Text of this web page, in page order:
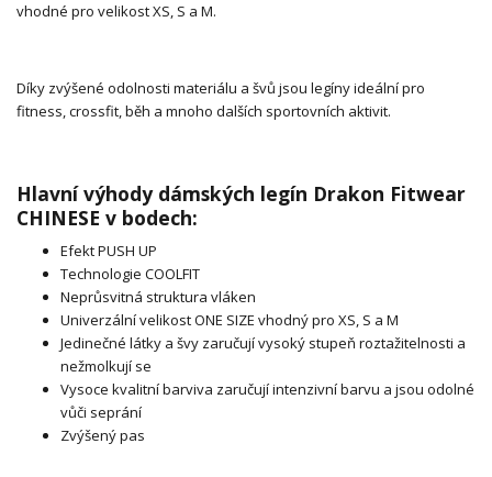
vhodné pro velikost XS, S a M.
Díky zvýšené odolnosti materiálu a švů jsou legíny ideální pro
fitness, crossfit, běh a mnoho dalších sportovních aktivit.
Hlavní výhody dámských legín Drakon Fitwear
CHINESE v bodech:
Efekt PUSH UP
Technologie COOLFIT
Neprůsvitná struktura vláken
Univerzální velikost ONE SIZE vhodný pro XS, S a M
Jedinečné látky a švy zaručují vysoký stupeň roztažitelnosti a
nežmolkují se
Vysoce kvalitní barviva zaručují intenzivní barvu a jsou odolné
vůči seprání
Zvýšený pas